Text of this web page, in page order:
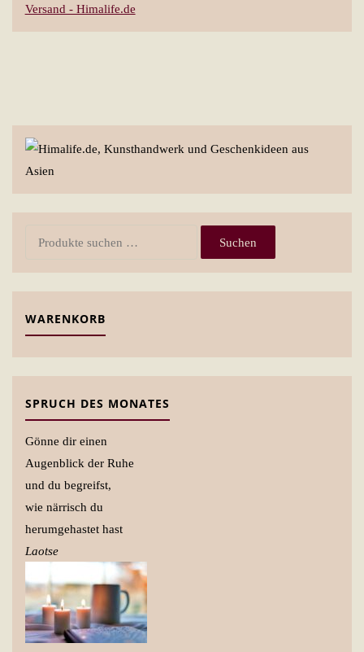
Versand - Himalife.de
Suchen
WARENKORB
SPRUCH DES MONATES
Gönne dir einen
Augenblick der Ruhe
und du begreifst,
wie närrisch du
herumgehastet hast
Laotse